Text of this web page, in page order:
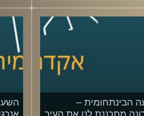
הבינתחומית –
מתכננת לנו את העיר